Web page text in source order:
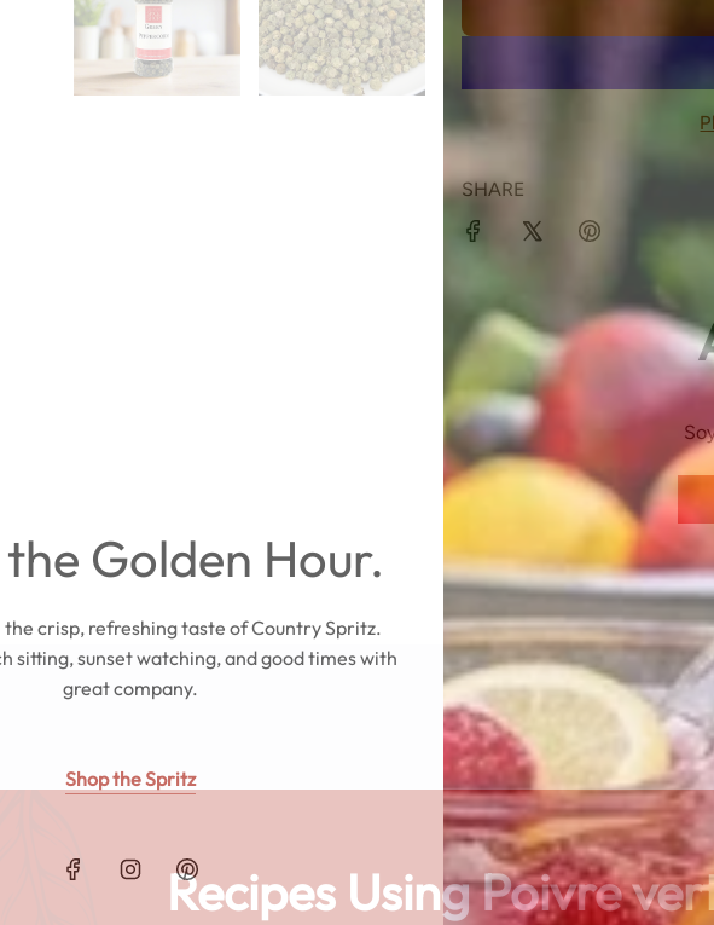
SHARE
Recipes Using Poivre
Golden Hour.
the crisp, refreshing taste of Country Spritz.
sitting, sunset watching, and good times with
great company.
Shop the Spritz